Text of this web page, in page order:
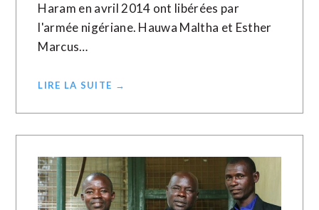
Haram en avril 2014 ont libérées par
l'armée nigériane. Hauwa Maltha et Esther
Marcus…
LIRE LA SUITE →